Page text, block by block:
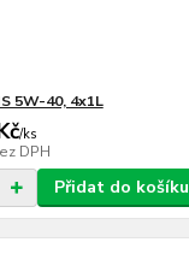
5W-40, 4x1L
/ks
DPH
Přidat do košíku